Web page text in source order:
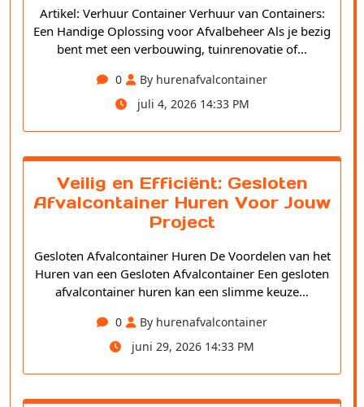
Artikel: Verhuur Container Verhuur van Containers:
Een Handige Oplossing voor Afvalbeheer Als je bezig
bent met een verbouwing, tuinrenovatie of…
0
By hurenafvalcontainer
juli 4, 2026 14:33 PM
Veilig en Efficiënt: Gesloten
Afvalcontainer Huren Voor Jouw
Project
Gesloten Afvalcontainer Huren De Voordelen van het
Huren van een Gesloten Afvalcontainer Een gesloten
afvalcontainer huren kan een slimme keuze…
0
By hurenafvalcontainer
juni 29, 2026 14:33 PM